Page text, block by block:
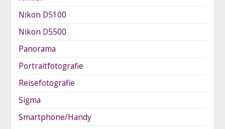
Nikon D5100
Nikon D5500
Panorama
Portraitfotografie
Reisefotografie
Sigma
Smartphone/Handy